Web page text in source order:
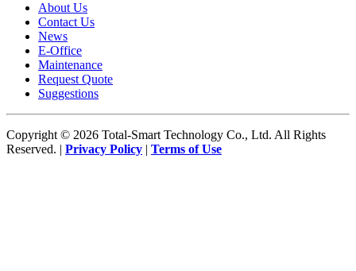
About Us
Contact Us
News
E-Office
Maintenance
Request Quote
Suggestions
Copyright © 2026 Total-Smart Technology Co., Ltd. All Rights
Reserved. | Privacy Policy | Terms of Use